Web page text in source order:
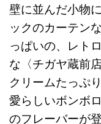
壁に並んだ小物
ックのカーテン
っぱいの、レト
な〈チガヤ蔵前
クリームたっぷ
愛らしいボンボ
のフレーバーが